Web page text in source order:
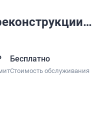
Уральский Банк реконструкции и развития
Бесплатно
Стоимость обслуживания